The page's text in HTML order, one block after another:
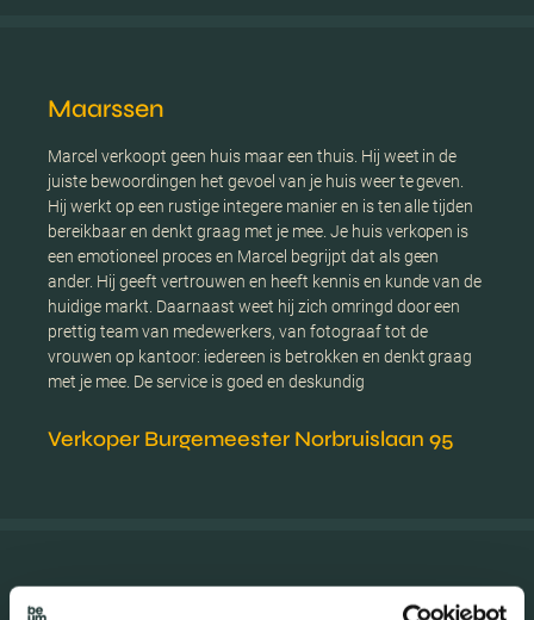
Maarssen
Marcel verkoopt geen huis maar een thuis. Hij weet in de
juiste bewoordingen het gevoel van je huis weer te geven.
Hij werkt op een rustige integere manier en is ten alle tijden
bereikbaar en denkt graag met je mee. Je huis verkopen is
een emotioneel proces en Marcel begrijpt dat als geen
ander. Hij geeft vertrouwen en heeft kennis en kunde van de
huidige markt. Daarnaast weet hij zich omringd door een
prettig team van medewerkers, van fotograaf tot de
vrouwen op kantoor: iedereen is betrokken en denkt graag
met je mee. De service is goed en deskundig
Verkoper Burgemeester Norbruislaan 95